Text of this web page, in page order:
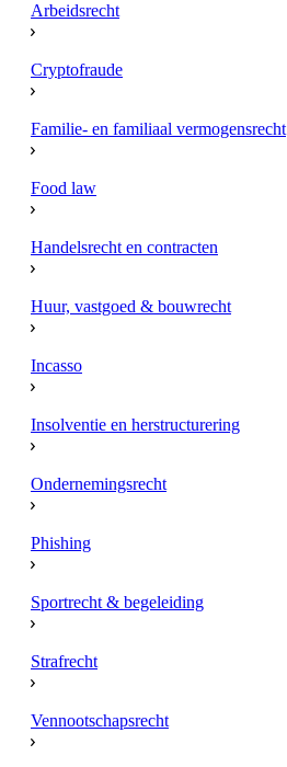
Arbeidsrecht
Cryptofraude
Familie- en familiaal vermogensrecht
Food law
Handelsrecht en contracten
Huur, vastgoed & bouwrecht
Incasso
Insolventie en herstructurering
Ondernemingsrecht
Phishing
Sportrecht & begeleiding
Strafrecht
Vennootschapsrecht